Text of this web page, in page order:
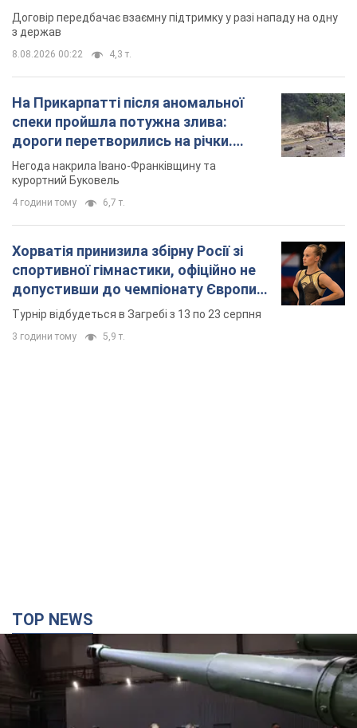
Договір передбачає взаємну підтримку у разі нападу на одну
з держав
8.08.2026 00:22 4,3 т.
На Прикарпатті після аномальної
спеки пройшла потужна злива:
дороги перетворились на річки.
Відео
Негода накрила Івано-Франківщину та
курортний Буковель
4 години тому 6,7 т.
Хорватія принизила збірну Росії зі
спортивної гімнастики, офіційно не
допустивши до чемпіонату Європи
основних спортсменів
Турнір відбудеться в Загребі з 13 по 23 серпня
3 години тому 5,9 т.
TOP NEWS